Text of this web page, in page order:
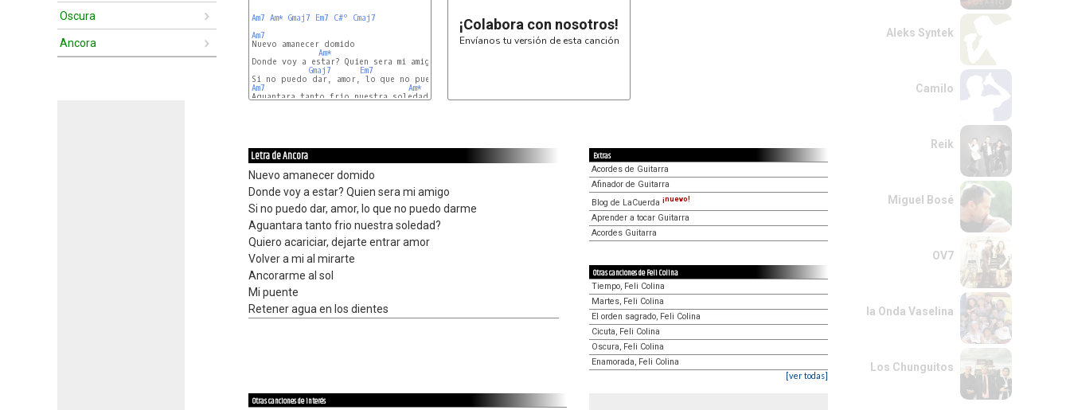
Oscura
Ancora
Am7 Am* Gmaj7 Em7 C#º
Cmaj7
Am7
Am*
Donde voy a estar? Quien sera mi amigo
Gmaj7
Em7
Am7
Am*
Aguantara tanto frio nuestra soledad?
¡Colabora con nosotros!
Envíanos tu versión de esta canción
Letra de Ancora
Nuevo amanecer domido
Donde voy a estar? Quien sera mi amigo
Si no puedo dar, amor, lo que no puedo darme
Aguantara tanto frio nuestra soledad?
Quiero acariciar, dejarte entrar amor
Volver a mi al mirarte
Ancorarme al sol
Mi puente
Retener agua en los dientes
Extras
Acordes de Guitarra
Afinador de Guitarra
Blog de LaCuerda ¡nuevo!
Aprender a tocar Guitarra
Acordes Guitarra
Otras canciones de Feli Colina
Tiempo, Feli Colina
Martes, Feli Colina
El orden sagrado, Feli Colina
Cicuta, Feli Colina
Oscura, Feli Colina
Enamorada, Feli Colina
[ver todas]
Otras canciones de interés
Aleks Syntek
Camilo
Reik
Miguel Bosé
OV7
la Onda Vaselina
Los Chunguitos